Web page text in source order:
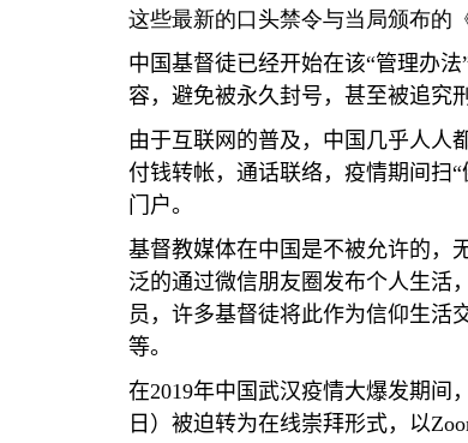
这些最新的口头禁令与当局颁布的
中国基督徒已经开始在该“管理办法
容，避免被永久封号，甚至被追究
由于互联网的普及，中国几乎人人
付钱转帐，通话联络，疫情期间扫“
门户。
基督教媒体在中国是不被允许的，
泛的通过微信朋友圈发布个人生活
员，许多基督徒将此作为信仰生活
等。
在2019年中国武汉疫情大爆发期间
日）被迫转为在线崇拜形式，以